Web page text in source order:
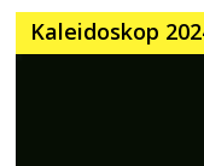
Kaleidoskop